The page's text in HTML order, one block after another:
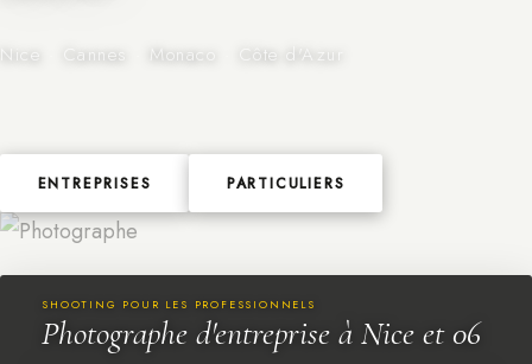
Nice · Cannes · Monaco · Côte d'Azur
ENTREPRISES PARTICULIERS
SHOOTING POUR LES PROFESSIONNELS
Photographe d'entreprise à Nice et 06